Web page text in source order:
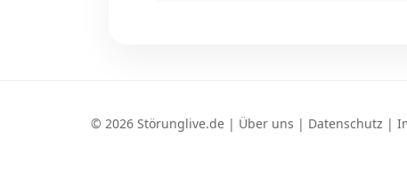
© 2026 Störunglive.de | Über uns | Datenschutz |